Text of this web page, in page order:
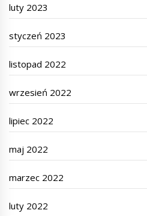
luty 2023
styczeń 2023
listopad 2022
wrzesień 2022
lipiec 2022
maj 2022
marzec 2022
luty 2022